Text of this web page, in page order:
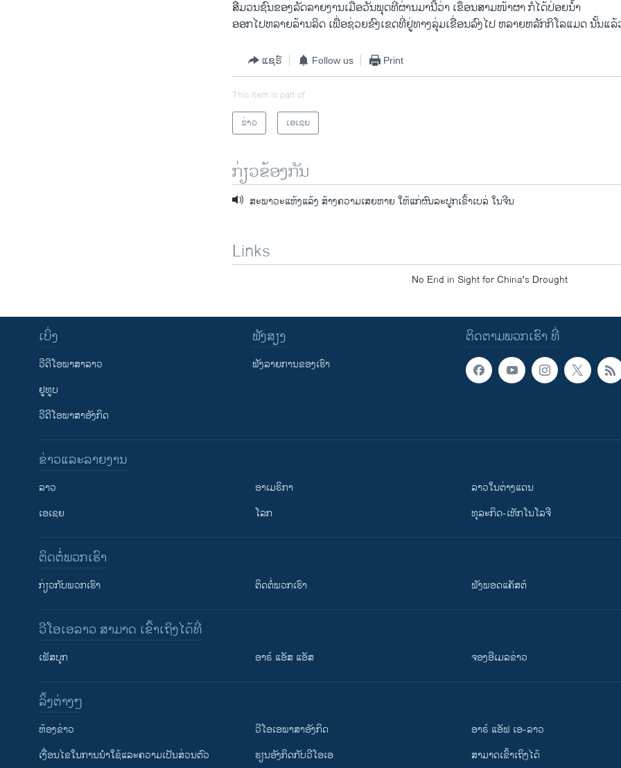
ຕິດຕາມພວກເຮົາ ທີ່
ສື່​ມວນ​ຊົນ​ຂອງ​ລັດ​ລາຍ​ງານ​ເມື່ອວັນ​ພຸດ​ທີ່​ຜ່ານ​ມາ​ນີ້​ວ່າ ​ເຂຶ່ອນສາມໜ້າຜາ ​ກໍໄດ້​ປ່ອຍ​ນໍ້າ
ອອກ​ໄປ​ຫລາຍ​ລ້ານ​ລິດ​ ເພື່ອ​ຊ່ວຍ​ຂົງ​ເຂດ​ທີ່ຢູ່​ທາງລຸ່ມ​ເຂື່ອນລົງ​ໄປ ຫລາຍ​ຫລັກ​ກິ​ໂລ​ແມ​ດ ນັ້ນ​ແລ້
ແຊຣ໌ Follow us Print
This item is part of
ຂ່າວ
ເອເຊຍ
ກ່ຽວຂ້ອງກັນ
ສະພາວະແຫ້ງແລ້ງ ສ້າງຄວາມເສຍຫາຍ ໃຫ້ແກ່ຜົນລະປູກເຂົ້າເບລ່ ໃນຈີນ
Links
No End in Sight for China's Drought
ຕິດຕາມພວກເຮົາ ທີ່
ເບິ່ງ
ວີດີໂອພາສາລາວ
ຢູທູບ
ວີດີໂອພາສາອັງກິດ
ຟັງສຽງ
ຟັງລາຍການຂອງເຮົາ
ຂ່າວແລະລາຍງານ
ລາວ
ເອເຊຍ
ອາເມຣິກາ
ໂລກ
ລາວໃນຕ່າງແດນ
ທຸລະກິດ-ເທັກໂນໂລຈີ
ຕິດຕໍ່ພວກເຮົາ
ກ່ຽວກັບພວກເຮົາ ຕິດຕໍ່ພວກເຮົາ ຟັງພອດແຄັສຕ໌
ວີໂອເອລາວ ສາມາດ ເຂົ້າເຖິງໄດ້ທີ່
ເຟັສບຸກ ອາຣ໌ ແອັສ ແອັສ ຈອງອີເມລຂ່າວ
​ລິ້ງ​ຕ່າງໆ
​ຫ້ອງ​ຂ່າວ
​ເງື່ອນ​ໄຂ​ໃນ​ການ​ນຳ​ໃຊ້​ແລະຄວາມ​ເປັນ​ສ່​ວນ​ຕົວ
ວີ​ໂອ​ເອ​ພາ​ສາ​ອັງ​ກິດ
​ຮຽນ​ອັງ​ກິດ​ກັບ​ວີ​ໂອ​ເອ
ອາຣ໌ ແອັຟ ເອ-ລາວ
ສາມາດເຂົ້າເຖິງໄດ້